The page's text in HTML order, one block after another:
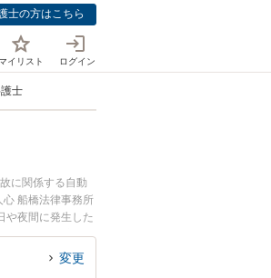
士の方はこちら
イリスト ログイン
士
に関係する自動
船橋法律事務所
や夜間に発生した
できる船橋市内の
変更